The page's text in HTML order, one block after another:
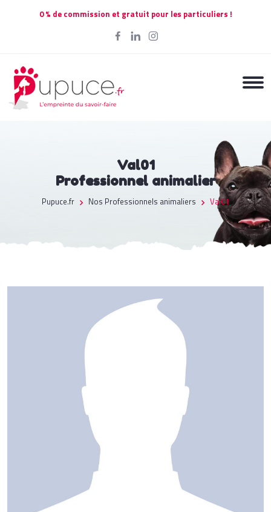
0 % de commission et gratuit pour les particuliers !
Val01
Professionnel animalier
Pupuce.fr Nos Professionnels animaliers Val01